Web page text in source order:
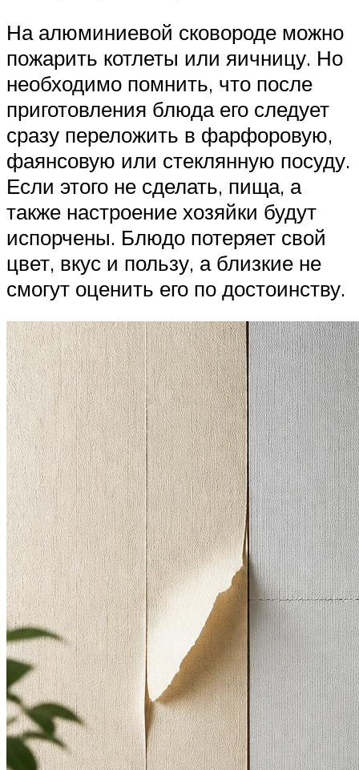
На алюминиевой сковороде можно
пожарить котлеты или яичницу. Но
необходимо помнить, что после
приготовления блюда его следует
сразу переложить в фарфоровую,
фаянсовую или стеклянную посуду.
Если этого не сделать, пища, а
также настроение хозяйки будут
испорчены. Блюдо потеряет свой
цвет, вкус и пользу, а близкие не
смогут оценить его по достоинству.